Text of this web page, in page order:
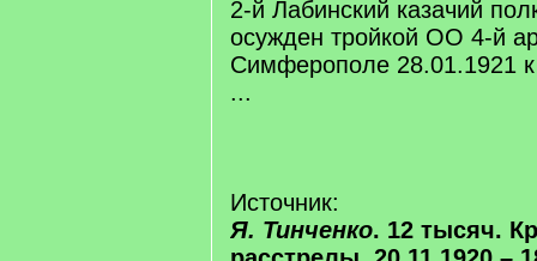
2-й Лабинский казачий
осужден тройкой ОО 4-й
Симферополе 28.01.1921
...
Источник:
Я. Тинченко. 12 тысяч.